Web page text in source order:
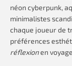
néon cyberpunk,
minimalistes
chaque joueur de
préférences
réflexionen